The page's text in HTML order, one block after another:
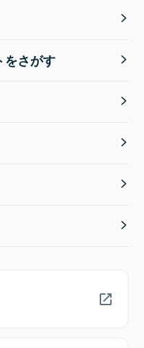
をさがす